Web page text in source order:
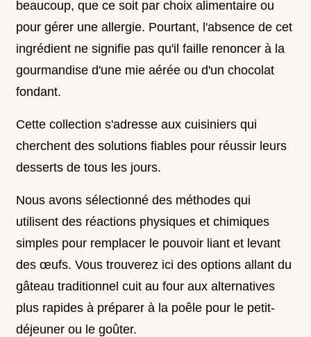
beaucoup, que ce soit par choix alimentaire ou
pour gérer une allergie. Pourtant, l'absence de cet
ingrédient ne signifie pas qu'il faille renoncer à la
gourmandise d'une mie aérée ou d'un chocolat
fondant.
Cette collection s'adresse aux cuisiniers qui
cherchent des solutions fiables pour réussir leurs
desserts de tous les jours.
Nous avons sélectionné des méthodes qui
utilisent des réactions physiques et chimiques
simples pour remplacer le pouvoir liant et levant
des œufs. Vous trouverez ici des options allant du
gâteau traditionnel cuit au four aux alternatives
plus rapides à préparer à la poêle pour le petit-
déjeuner ou le goûter.